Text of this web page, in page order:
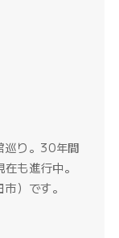
巡り。30年間
も進行中。
）です。